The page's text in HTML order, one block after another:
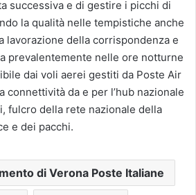
successiva e di gestire i picchi di
la qualità nelle tempistiche anche
lavorazione della corrispondenza e
prevalentemente nelle ore notturne
dai voli aerei gestiti da Poste Air
connettività da e per l’hub nazionale
fulcro della rete nazionale della
e dei pacchi.
di Verona Poste Italiane